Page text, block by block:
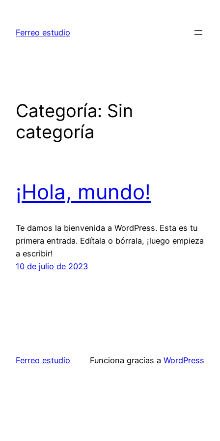
contenido
Ferreo estudio
Categoría: Sin
categoría
¡Hola, mundo!
Te damos la bienvenida a WordPress. Esta es tu
primera entrada. Edítala o bórrala, ¡luego empieza
a escribir!
10 de julio de 2023
Ferreo estudio Funciona gracias a WordPress